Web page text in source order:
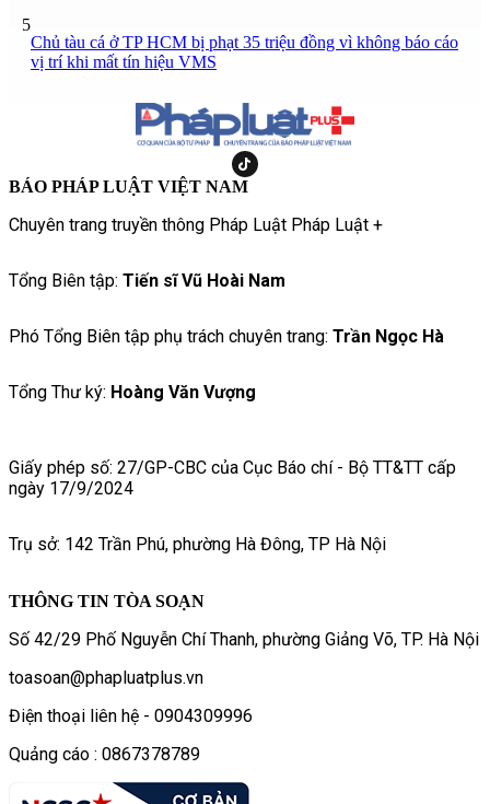
5
Chủ tàu cá ở TP HCM bị phạt 35 triệu đồng vì không báo cáo
vị trí khi mất tín hiệu VMS
BÁO PHÁP LUẬT VIỆT NAM
Chuyên trang truyền thông Pháp Luật Pháp Luật +
Tổng Biên tập: Tiến sĩ Vũ Hoài Nam
Phó Tổng Biên tập phụ trách chuyên trang: Trần Ngọc Hà
Tổng Thư ký: Hoàng Văn Vượng
Giấy phép số: 27/GP-CBC của Cục Báo chí - Bộ TT&TT cấp
ngày 17/9/2024
Trụ sở: 142 Trần Phú, phường Hà Đông, TP Hà Nội
THÔNG TIN TÒA SOẠN
Số 42/29 Phố Nguyễn Chí Thanh, phường Giảng Võ, TP. Hà Nội
toasoan@phapluatplus.vn
Điện thoại liên hệ - 0904309996
Quảng cáo : 0867378789